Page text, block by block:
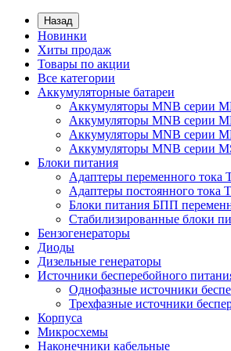
Назад
Новинки
Хиты продаж
Товары по акции
Все категории
Аккумуляторные батареи
Аккумуляторы MNB серии
Аккумуляторы MNB серии
Аккумуляторы MNB серии
Аккумуляторы MNB серии
Блоки питания
Адаптеры переменного
Адаптеры постоянного
Блоки питания БПП
Стабилизированные блоки
Бензогенераторы
Диоды
Дизельные генераторы
Источники бесперебойного
Однофазные источники
Трехфазные источники
Корпуса
Микросхемы
Наконечники кабельные